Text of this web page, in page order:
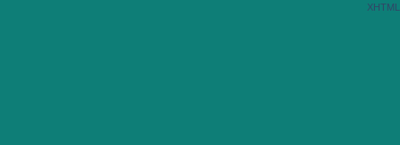
XHTML